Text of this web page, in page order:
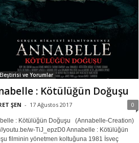
ve Yorumlar
: Kötülüğün Doğuşu
ŞEN - 17 Ağustos 2017 0
: Kötülüğün Doğuşu (Annabelle-Creation)
youtu.be/w-TiJ_epzD0 Annabelle : Kötülüğün
filminin yönetmen koltuğuna 1981 İsveç